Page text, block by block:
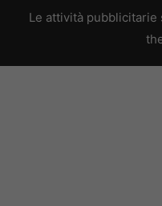
Le attività